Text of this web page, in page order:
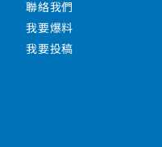
聯絡我們
我要爆料
我要投稿